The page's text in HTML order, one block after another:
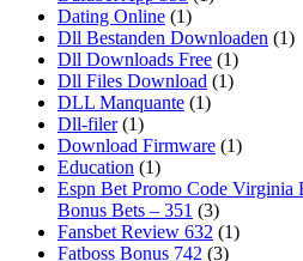
Dating Online (1)
Dll Bestanden Downloaden (1)
Dll Downloads Free (1)
Dll Files Download (1)
DLL Manquante (1)
Dll-filer(1)
Download Firmware (1)
Education (1)
Espn Bet Promo Code Virginia
Bonus Bets – 351 (3)
Fansbet Review 632 (1)
Fatboss Bonus 742 (3)